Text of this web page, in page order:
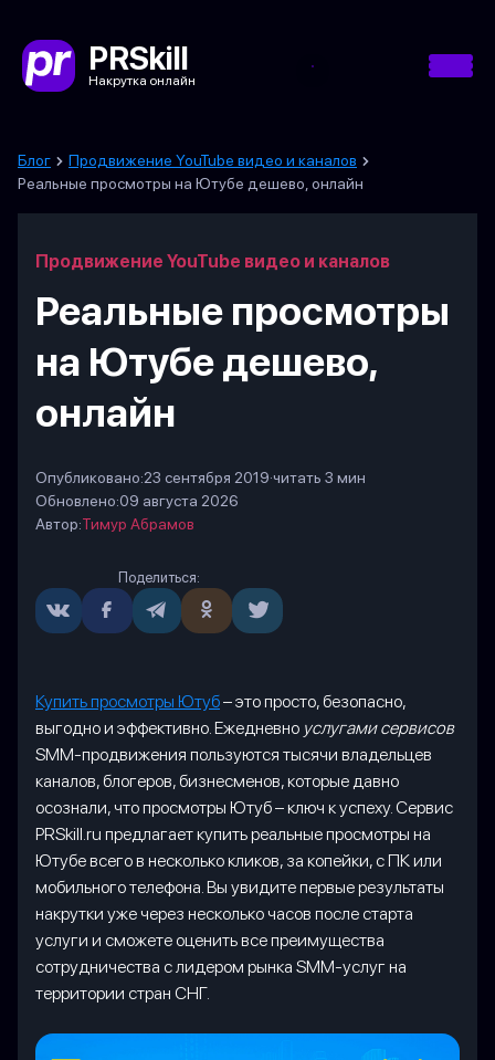
PRSkill
Накрутка онлайн
Блог
Продвижение YouTube видео и каналов
Реальные просмотры на Ютубе дешево, онлайн
Продвижение YouTube видео и каналов
Реальные просмотры
на Ютубе дешево,
онлайн
Опубликовано:23 сентября 2019·читать 3 мин
Обновлено:09 августа 2026
Автор:Тимур Абрамов
Поделиться:
Купить просмотры Ютуб– это просто, безопасно,
выгодно и эффективно. Ежедневно услугами сервисов
SMM-продвижения пользуются тысячи владельцев
каналов, блогеров, бизнесменов, которые давно
осознали, что просмотры Ютуб – ключ к успеху. Сервис
PRSkill.ru предлагает купить реальные просмотры на
Ютубе всего в несколько кликов, за копейки, с ПК или
мобильного телефона. Вы увидите первые результаты
накрутки уже через несколько часов после старта
услуги и сможете оценить все преимущества
сотрудничества с лидером рынка SMM-услуг на
территории стран СНГ.